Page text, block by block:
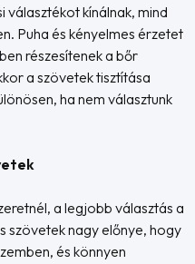
választékot kínálnak, mind
Puha és kényelmes érzetet
részesítenek a bőr
a szövetek tisztítása
ha nem választunk
a legjobb választás a
szövetek nagy előnye, hogy
és könnyen